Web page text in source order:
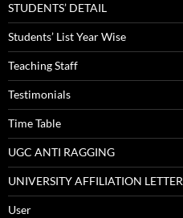
STUDENTS’ DETAIL
Students’ List Year Wise
Teaching Staff
Testimonials
Time Table
UGC ANTI RAGGING
UNIVERSITY AFFILIATION LETTER
User